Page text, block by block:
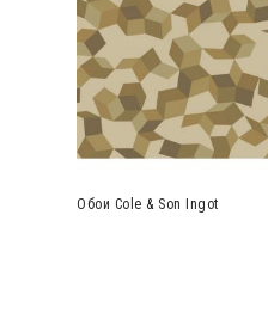
Обои Cole & Son Ingot